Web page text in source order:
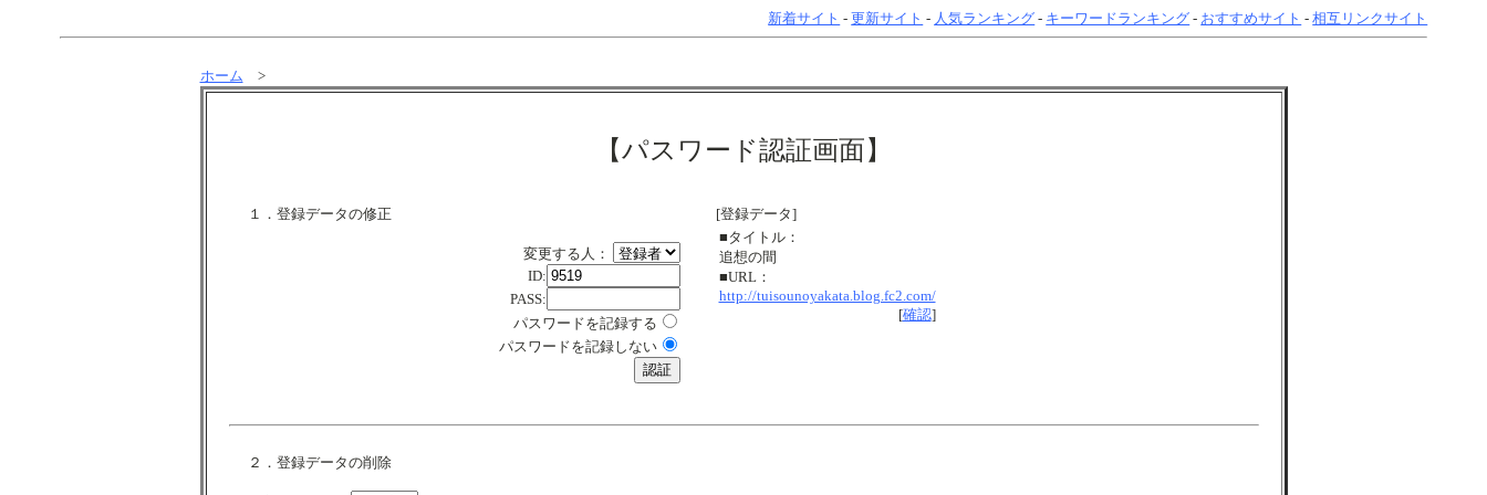
新着サイト -更新サイト - 人気ランキング - キーワードランキング - おすすめサイト -相互リンクサイト
ホーム >
【パスワード認証画面】
１．登録データの修正
変更する人：
ID:
PASS:
パスワードを記録する
パスワードを記録しない
[登録データ]
■タイトル：
追想の間
■URL：
http://tuisounoyakata.blog.fc2.com/
[確認]
２．登録データの削除